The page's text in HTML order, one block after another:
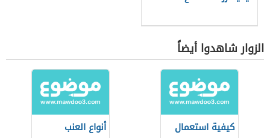
الزوار شاهدوا أيضاً
كيفية استعمال
أنواع العنب